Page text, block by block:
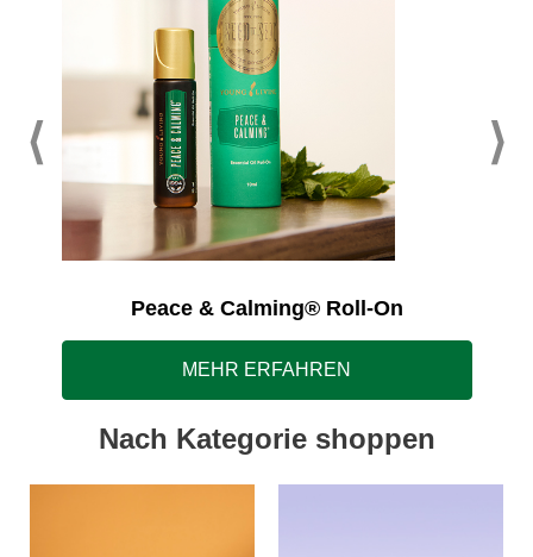
Peace & Calming® Roll-On
MEHR ERFAHREN
Nach Kategorie shoppen